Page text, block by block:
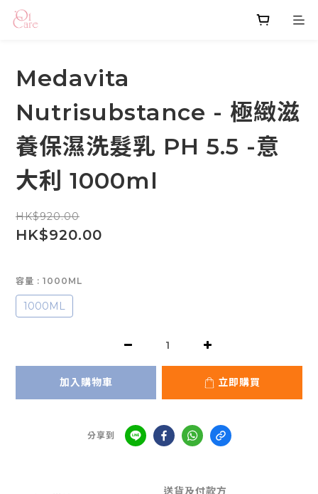
Medavita
Nutrisubstance - 極緻滋
養保濕洗髮乳 PH 5.5 -意
大利 1000ml
HK$920.00
HK$920.00
容量 : 1000ML
1000ML
加入購物車 立即購買
分享到
送貨及付款方